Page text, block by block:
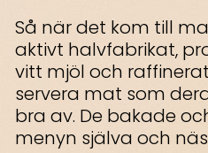
Så när det kom till
aktivt halvfabrikat,
vitt mjöl och raffinerat
servera mat som
bra av. De bakade
menyn själva och